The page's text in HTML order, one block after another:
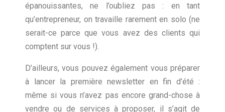
épanouissantes, ne l’oubliez pas : en tant
qu’entrepreneur, on travaille rarement en solo (ne
serait-ce parce que vous avez des clients qui
comptent sur vous !).
D’ailleurs, vous pouvez également vous préparer
à lancer la première newsletter en fin d’été :
même si vous n’avez pas encore grand-chose à
vendre ou de services à proposer, il s’agit de